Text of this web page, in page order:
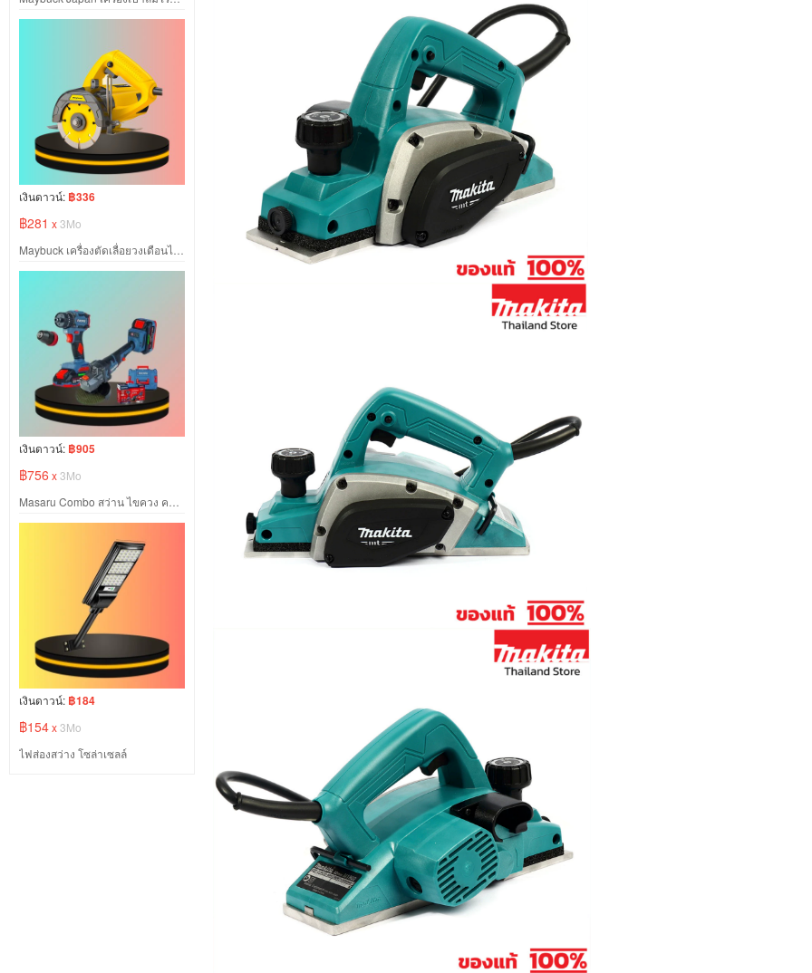
เงินดาวน์: ฿336
฿281 x3Mo
เงินดาวน์: ฿905
฿756 x3Mo
เงินดาวน์: ฿184
฿154x3Mo
ไฟส่องสว่าง โซล่าเซลล์